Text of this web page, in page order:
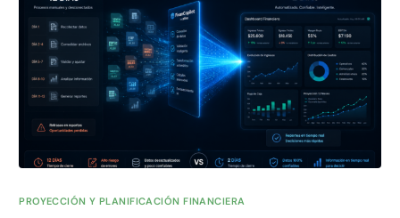
PROYECCIÓN Y PLANIFICACIÓN FINANCIERA